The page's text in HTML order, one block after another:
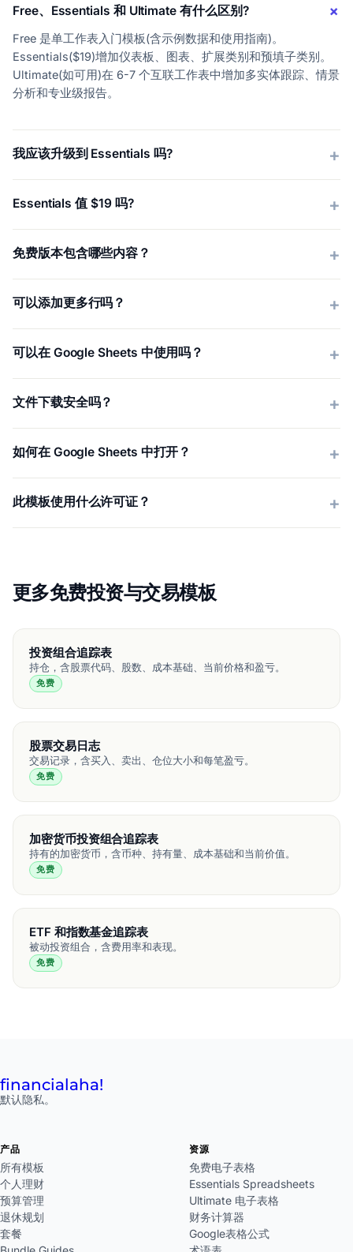
Free、Essentials 和 Ultimate 有什么区别?
Free 是单工作表入门模板(含示例数据和使用指南)。
Essentials($19)增加仪表板、图表、扩展类别和预填子类别。
Ultimate(如可用)在 6-7 个互联工作表中增加多实体跟踪、情景
分析和专业级报告。
我应该升级到 Essentials 吗?
Essentials 值 $19 吗?
免费版本包含哪些内容？
可以添加更多行吗？
可以在 Google Sheets 中使用吗？
文件下载安全吗？
如何在 Google Sheets 中打开？
此模板使用什么许可证？
更多免费投资与交易模板
投资组合追踪表
持仓，含股票代码、股数、成本基础、当前价格和盈亏。
免费
股票交易日志
交易记录，含买入、卖出、仓位大小和每笔盈亏。
免费
加密货币投资组合追踪表
持有的加密货币，含币种、持有量、成本基础和当前价值。
免费
ETF 和指数基金追踪表
被动投资组合，含费用率和表现。
免费
financialaha!
默认隐私。
产品
所有模板
个人理财
预算管理
退休规划
套餐
资源
免费电子表格
Essentials Spreadsheets
Ultimate 电子表格
财务计算器
Google表格公式